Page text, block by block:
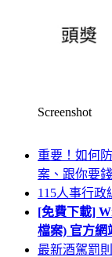
Screenshot
重要！如何
案、跟你要
115人事行政
[免費下載]
檔案) 官方網
最新酒駕罰